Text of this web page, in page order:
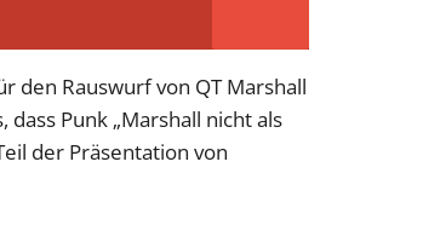
den Rauswurf von QT Marshall
Punk „Marshall nicht als
der Präsentation von